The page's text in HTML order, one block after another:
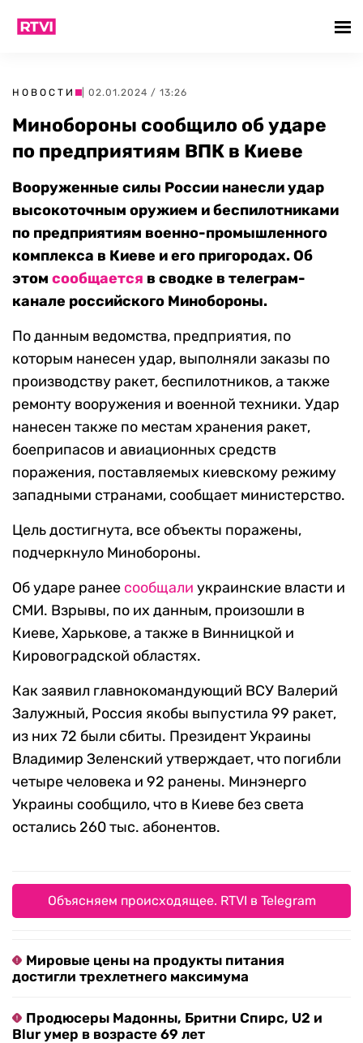
НОВОСТИ | 02.01.2024 / 13:26
Минобороны сообщило об ударе
по предприятиям ВПК в Киеве
Вооруженные силы России нанесли удар
высокоточным оружием и беспилотниками
по предприятиям военно-промышленного
комплекса в Киеве и его пригородах. Об
этом сообщается в сводке в телеграм-
канале российского Минобороны.
По данным ведомства, предприятия, по
которым нанесен удар, выполняли заказы по
производству ракет, беспилотников, а также
ремонту вооружения и военной техники. Удар
нанесен также по местам хранения ракет,
боеприпасов и авиационных средств
поражения, поставляемых киевскому режиму
западными странами, сообщает министерство.
Цель достигнута, все объекты поражены,
подчеркнуло Минобороны.
Об ударе ранее сообщали украинские власти и
СМИ. Взрывы, по их данным, произошли в
Киеве, Харькове, а также в Винницкой и
Кировоградской областях.
Как заявил главнокомандующий ВСУ Валерий
Залужный, Россия якобы выпустила 99 ракет,
из них 72 были сбиты. Президент Украины
Владимир Зеленский утверждает, что погибли
четыре человека и 92 ранены. Минэнерго
Украины сообщило, что в Киеве без света
остались 260 тыс. абонентов.
Объясняем происходящее. RTVI в Telegram
Мировые цены на продукты питания
достигли трехлетнего максимума
Продюсеры Мадонны, Бритни Спирс, U2 и
Blur умер в возрасте 69 лет